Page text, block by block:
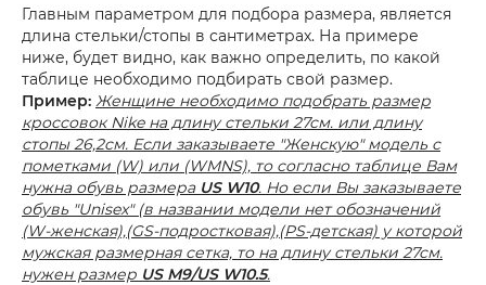
Главным параметром для подбора размера, является
длина стельки/стопы в сантиметрах. На примере
ниже, будет видно, как важно определить, по какой
таблице необходимо подбирать свой размер.
Пример: Женщине необходимо подобрать размер
кроссовок Nike на длину стельки 27см. или длину
стопы 26,2см. Если заказываете "Женскую" модель с
пометками (W) или (WMNS), то согласно таблице Вам
нужна обувь размера US W10. Но если Вы заказываете
обувь "Unisex" (в названии модели нет обозначений
(W-женская),(GS-подростковая),(PS-детская) у которой
мужская размерная сетка, то на длину стельки 27см.
нужен размер US M9/US W10.5.